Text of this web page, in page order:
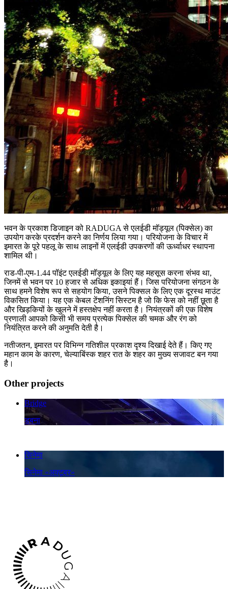
भवन के प्रकाश डिजाइन को RADUGA से एलईडी मॉड्यूल (पिक्सेल) का
उपयोग करके प्रदर्शन करने का निर्णय लिया गया। परियोजना के विचार में
इमारत के पूरे पहलू के साथ लाइनों में एलईडी उपकरणों की ऊर्ध्वाधर स्थापना
शामिल थी।
राड-पी-एम-1.44 पॉइंट एलईडी मॉड्यूल के लिए यह महसूस करना संभव था,
जिनमें से भवन पर 10 हजार से अधिक इकाइयां हैं। जिस परियोजना संगठन के
साथ हमने विशेष रूप से सहयोग किया, उसने पिक्सल के लिए एक दूरस्थ माउंट
विकसित किया। यह एक केबल टेंशनिंग सिस्टम है जो कि फेस को नहीं छूता है
और खिड़कियों के खुलने में हस्तक्षेप नहीं करता है। नियंत्रकों की एक विशेष
प्रणाली आपको किसी भी समय प्रत्येक पिक्सेल की चमक और रंग को
नियंत्रित करने की अनुमति देती है।
नतीजतन, इमारत पर विभिन्न गतिशील प्रकाश दृश्य दिखाई देते हैं। किए गए
महान काम के कारण, चेल्याबिंस्क शहर रात के शहर का मुख्य सजावट बन गया
है।
Other projects
Bridge
डबना
सिनेमा
सिनेमा «अक्टूबर»